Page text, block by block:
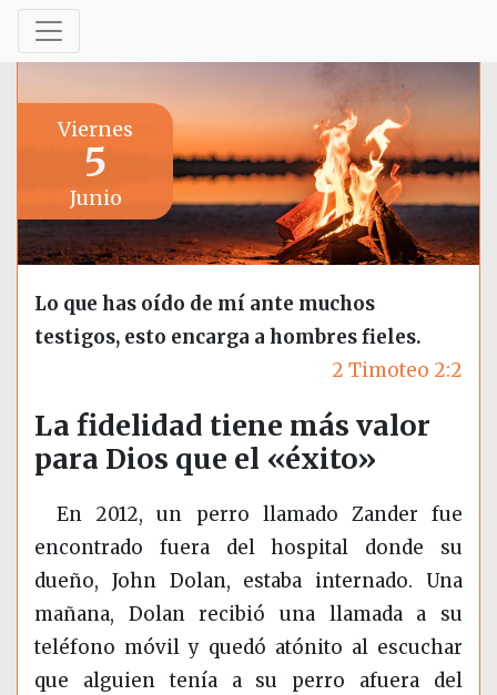
Viernes
5
Junio
Lo que has oído de mí ante muchos
testigos, esto encarga a hombres fieles.
2 Timoteo 2:2
La fidelidad tiene más valor
para Dios que el «éxito»
En 2012, un perro llamado Zander fue
encontrado fuera del hospital donde su
dueño, John Dolan, estaba internado. Una
mañana, Dolan recibió una llamada a su
teléfono móvil y quedó atónito al escuchar
que alguien tenía a su perro afuera del